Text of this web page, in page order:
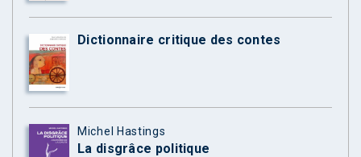
Dictionnaire critique des contes
Michel Hastings
La disgrâce politique